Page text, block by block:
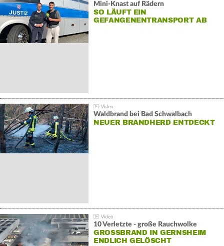
Mini-Knast auf Rädern
SO LÄUFT EIN
GEFANGENENTRANSPORT AB
Waldbrand bei Bad Schwalbach
NEUER BRANDHERD ENTDECKT
10 Verletzte - große Rauchwolke
GROSSBRAND IN GERNSHEIM E
NDLICH GELÖSCHT